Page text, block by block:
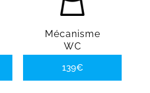
Mécanisme
WC
139€